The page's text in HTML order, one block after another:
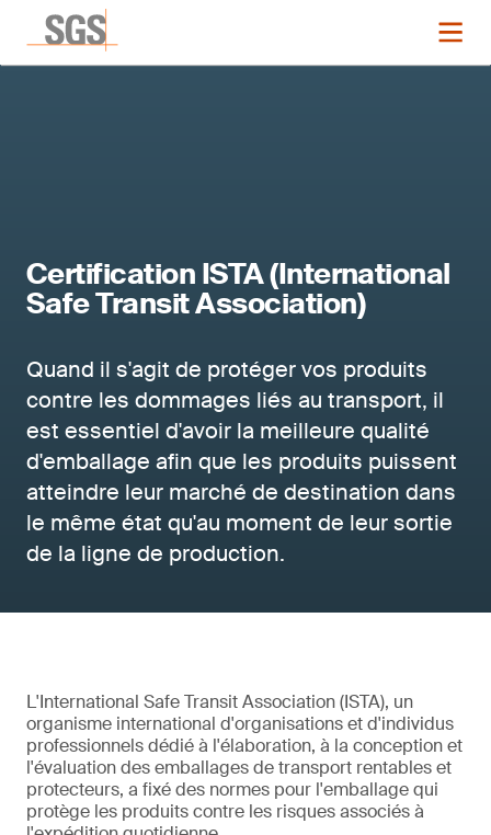
Certification ISTA (International
Safe Transit Association)
Quand il s'agit de protéger vos produits
contre les dommages liés au transport, il
est essentiel d'avoir la meilleure qualité
d'emballage afin que les produits puissent
atteindre leur marché de destination dans
le même état qu'au moment de leur sortie
de la ligne de production.
L'International Safe Transit Association (ISTA), un
organisme international d'organisations et d'individus
professionnels dédié à l'élaboration, à la conception et
l'évaluation des emballages de transport rentables et
protecteurs, a fixé des normes pour l'emballage qui
protège les produits contre les risques associés à